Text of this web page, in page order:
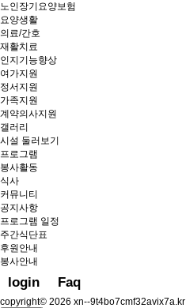
노인장기요양보험
요양생활
의료/간호
재활치료
인지기능향상
여가지원
정서지원
가족지원
계약의사지원
갤러리
시설 둘러보기
프로그램
봉사활동
식사
커뮤니티
공지사항
프로그램 일정
주간식단표
후원안내
봉사안내
login Faq
copyright© 2026 xn--9t4bo7cmf32avix7a.kr